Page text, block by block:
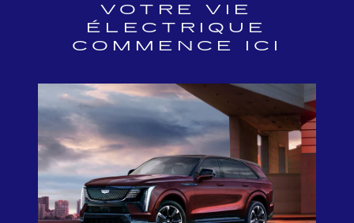
VOTRE VIE
ÉLECTRIQUE
COMMENCE ICI